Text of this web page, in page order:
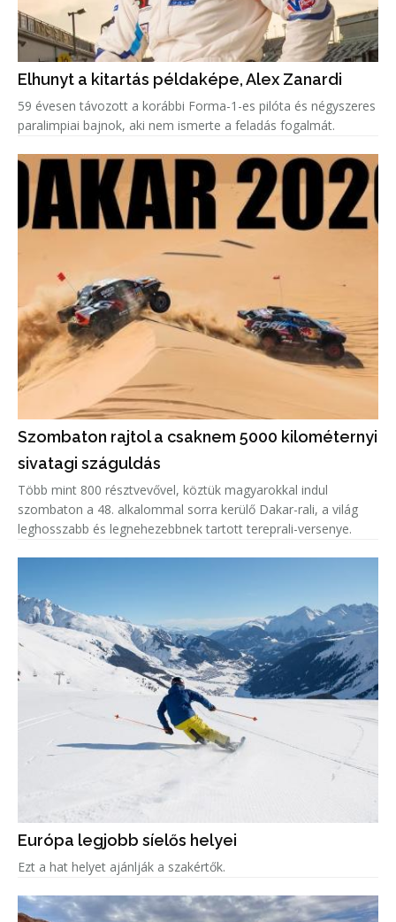
Elhunyt a kitartás példaképe, Alex Zanardi
59 évesen távozott a korábbi Forma-1-es pilóta és négyszeres
paralimpiai bajnok, aki nem ismerte a feladás fogalmát.
Szombaton rajtol a csaknem 5000 kilométernyi
sivatagi száguldás
Több mint 800 résztvevővel, köztük magyarokkal indul
szombaton a 48. alkalommal sorra kerülő Dakar-rali, a világ
leghosszabb és legnehezebbnek tartott tereprali-versenye.
Európa legjobb síelős helyei
Ezt a hat helyet ajánlják a szakértők.